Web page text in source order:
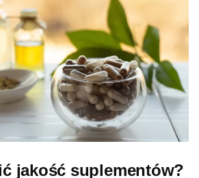
jakość suplementów?